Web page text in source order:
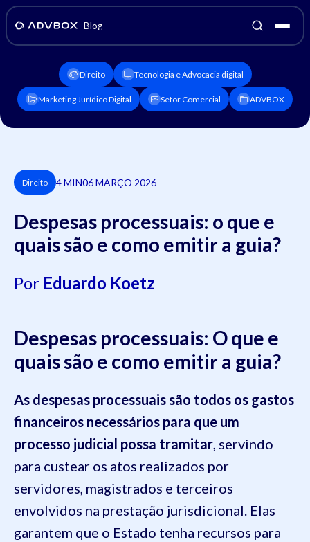
Blog
Direito Tecnologia e Advocacia digital
Marketing Jurídico Digital Setor Comercial ADVBOX
Direito 4 MIN06 MARÇO 2026
Despesas processuais: o que e
quais são e como emitir a guia?
Por Eduardo Koetz
Despesas processuais: O que e
quais são e como emitir a guia?
As despesas processuais são todos os gastos
financeiros necessários para que um
processo judicial possa tramitar, servindo
para custear os atos realizados por
servidores, magistrados e terceiros
envolvidos na prestação jurisdicional. Elas
garantem que o Estado tenha recursos para